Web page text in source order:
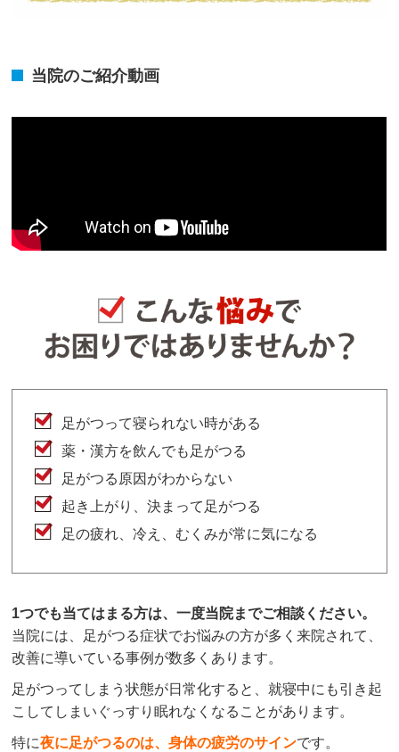
当院のご紹介動画
足がつって寝られない時がある
薬・漢方を飲んでも足がつる
足がつる原因がわからない
起き上がり、決まって足がつる
足の疲れ、冷え、むくみが常に気になる
1つでも当てはまる方は、一度当院までご相談ください。
当院には、足がつる症状でお悩みの方が多く来院されて、
改善に導いている事例が数多くあります。
足がつってしまう状態が日常化すると、就寝中にも引き起
こしてしまいぐっすり眠れなくなることがあります。
特に夜に足がつるのは、身体の疲労のサインです。